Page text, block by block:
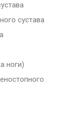
сустава
ноги)